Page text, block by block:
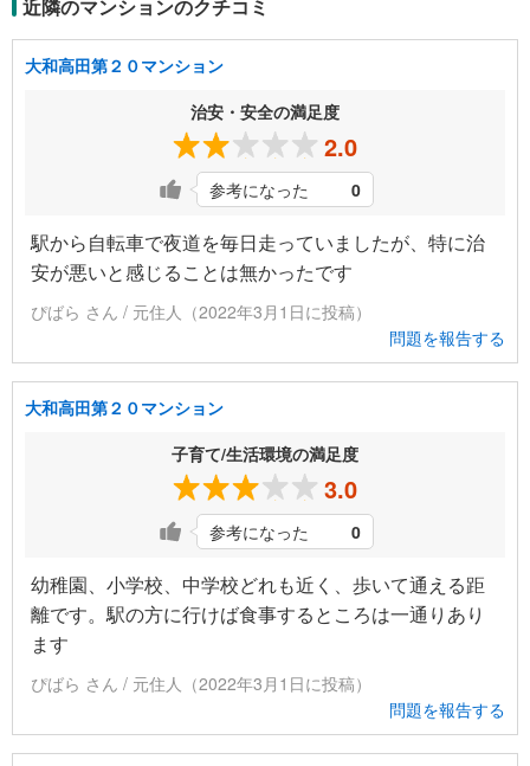
近隣のマンションのクチコミ
大和高田第２０マンション
治安・安全の満足度
2.0
参考になった 0
駅から自転車で夜道を毎日走っていましたが、特に治
安が悪いと感じることは無かったです
ぴばら さん / 元住人（2022年3月1日に投稿）
問題を報告する
大和高田第２０マンション
子育て/生活環境の満足度
3.0
参考になった 0
幼稚園、小学校、中学校どれも近く、歩いて通える距
離です。駅の方に行けば食事するところは一通りあり
ます
ぴばら さん / 元住人（2022年3月1日に投稿）
問題を報告する